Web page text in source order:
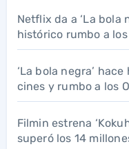
Netflix da a ‘La bola
histórico rumbo a los
‘La bola negra’
cines y rumbo a los
Filmin estrena
superó los 14